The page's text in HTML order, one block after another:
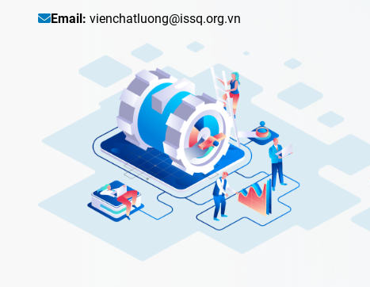
Email: vienchatluong@issq.org.vn